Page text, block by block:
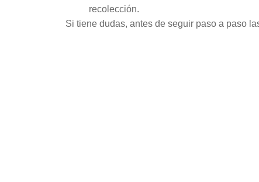
recolección.
Si tiene dudas, antes de seguir paso a paso